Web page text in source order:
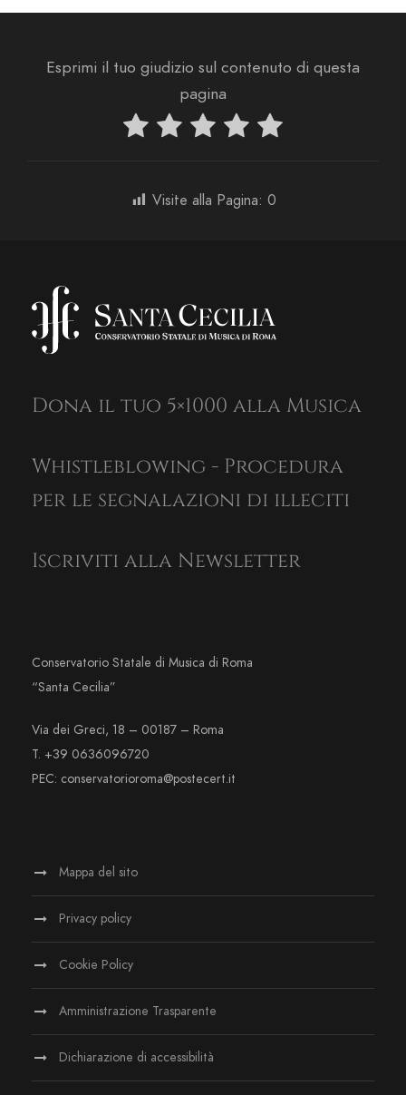
Esprimi il tuo giudizio sul contenuto di questa
pagina
Visite alla Pagina: 0
Dona il tuo 5×1000 alla Musica
Whistleblowing - Procedura
per le segnalazioni di illeciti
Iscriviti alla Newsletter
Conservatorio Statale di Musica di Roma
“Santa Cecilia”
Via dei Greci, 18 – 00187 – Roma
T. +39 0636096720
PEC: conservatorioroma@postecert.it
Mappa del sito
Privacy policy
Cookie Policy
Amministrazione Trasparente
Dichiarazione di accessibilità